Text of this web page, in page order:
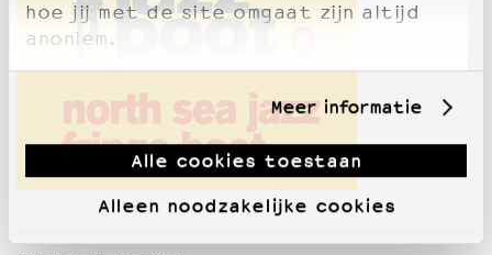
hoe jij met de site omgaat zijn altijd
anoniem.
Meer informatie
Alle cookies toestaan
Alleen noodzakelijke cookies